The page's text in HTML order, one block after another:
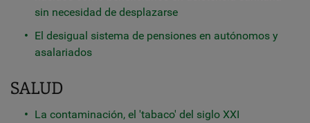
sin necesidad de desplazarse
El desigual sistema de pensiones en autónomos y
asalariados
SALUD
La contaminación, el 'tabaco' del siglo XXI